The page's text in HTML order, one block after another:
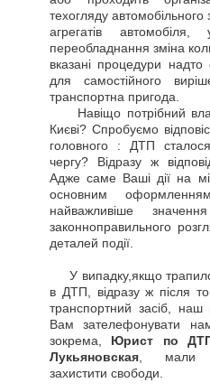
техогляду
агрегатів автомобіля,
переобладнання зміна
вказані процедури надто
для самостійного
транспортна пригода.
Навіщо потрібний
Києві? Спробуємо
головного : ДТП
чергу? Відразу ж
Адже саме Ваші дії на
основним
найважливіше
законноправильного
деталей події.
У випадку,якщо
в ДТП, відразу ж після
транспортний засіб, наш
Вам зателефонувати
зокрема, Юрист по
Лукьяновская , мали
захистити свободи.